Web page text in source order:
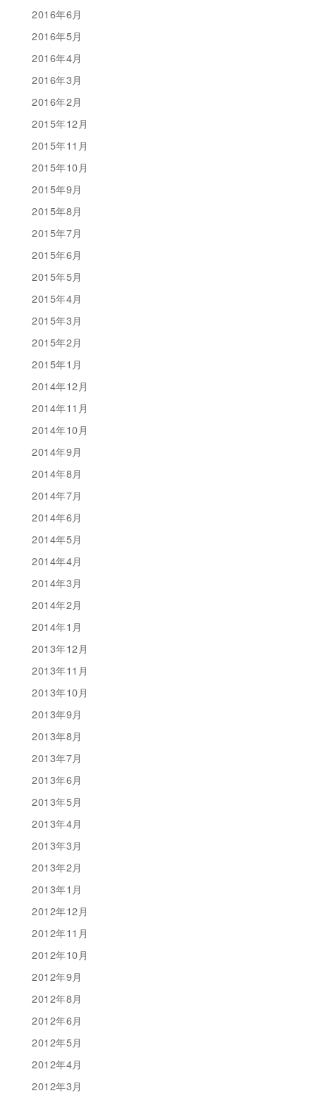
2016年6月
2016年5月
2016年4月
2016年3月
2016年2月
2015年12月
2015年11月
2015年10月
2015年9月
2015年8月
2015年7月
2015年6月
2015年5月
2015年4月
2015年3月
2015年2月
2015年1月
2014年12月
2014年11月
2014年10月
2014年9月
2014年8月
2014年7月
2014年6月
2014年5月
2014年4月
2014年3月
2014年2月
2014年1月
2013年12月
2013年11月
2013年10月
2013年9月
2013年8月
2013年7月
2013年6月
2013年5月
2013年4月
2013年3月
2013年2月
2013年1月
2012年12月
2012年11月
2012年10月
2012年9月
2012年8月
2012年6月
2012年5月
2012年4月
2012年3月